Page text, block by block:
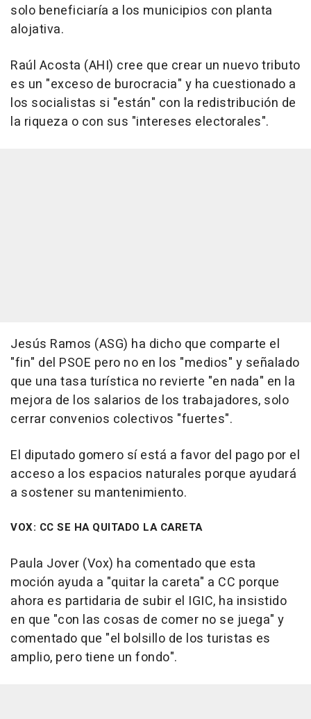
solo beneficiaría a los municipios con planta
alojativa.
Raúl Acosta (AHI) cree que crear un nuevo tributo
es un "exceso de burocracia" y ha cuestionado a
los socialistas si "están" con la redistribución de
la riqueza o con sus "intereses electorales".
Jesús Ramos (ASG) ha dicho que comparte el
"fin" del PSOE pero no en los "medios" y señalado
que una tasa turística no revierte "en nada" en la
mejora de los salarios de los trabajadores, solo
cerrar convenios colectivos "fuertes".
El diputado gomero sí está a favor del pago por el
acceso a los espacios naturales porque ayudará
a sostener su mantenimiento.
VOX: CC SE HA QUITADO LA CARETA
Paula Jover (Vox) ha comentado que esta
moción ayuda a "quitar la careta" a CC porque
ahora es partidaria de subir el IGIC, ha insistido
en que "con las cosas de comer no se juega" y
comentado que "el bolsillo de los turistas es
amplio, pero tiene un fondo".